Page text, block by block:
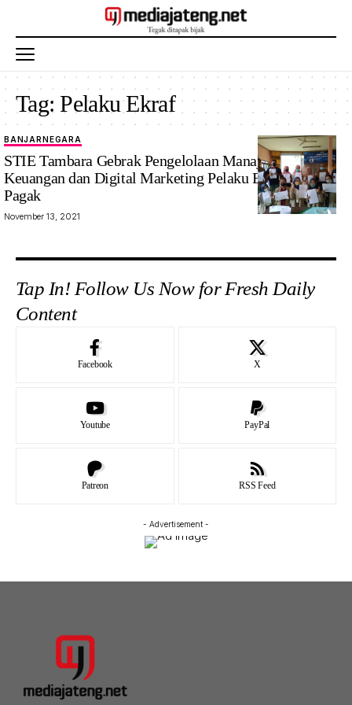
Tag:Pelaku Ekraf
BANJARNEGARA
STIE Tambara Gebrak Pengelolaan Manajemen
Keuangan dan Digital Marketing Pelaku Ekraf di Desa
Pagak
November 13, 2021
Tap In! Follow Us Now for Fresh Daily
Content
Facebook X
Youtube PayPal
Patreon RSS Feed
- Advertisement -